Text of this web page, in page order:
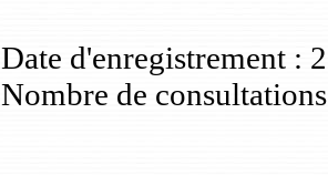
Date d'enregistrement :
Nombre de